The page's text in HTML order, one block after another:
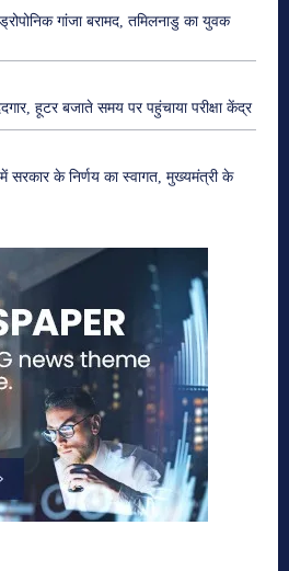
गांजा बरामद, तमिलनाडु का युवक
हूटर बजाते समय पर पहुंचाया परीक्षा केंद्र
में सरकार के निर्णय का स्वागत, मुख्यमंत्री के